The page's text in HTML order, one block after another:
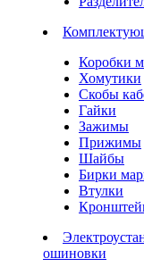
Коробки
Хомутики
Скобы
Гайки
Зажимы
Прижимы
Шайбы
Бирки
Втулки
ошиновки